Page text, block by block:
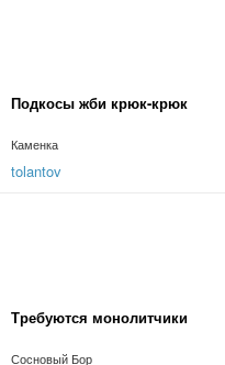
Подкосы жби крюк-крюк
Каменка
tolantov
Требуются монолитчики
Сосновый Бор